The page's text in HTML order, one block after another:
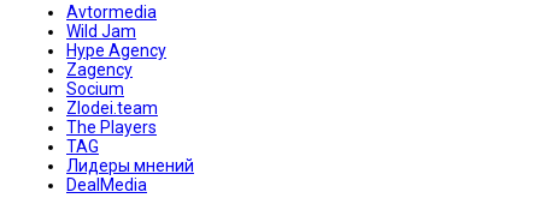
Avtormedia
Wild Jam
Hype Agency
Zagency
Socium
Zlodei.team
The Players
TAG
Лидеры мнений
DealMedia